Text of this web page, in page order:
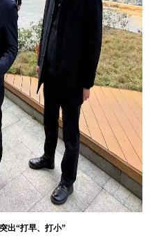
出“打早、打小”